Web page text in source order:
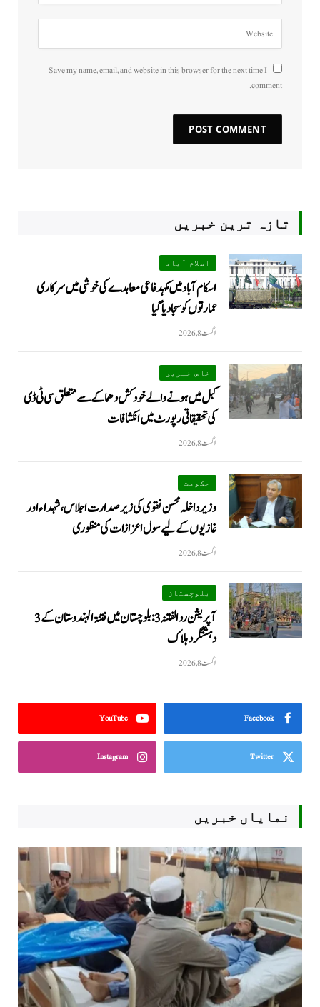
Save my name, email, and website in this browser for the next time I
comment.
تازہ ترین خبریں
اسلام آباد
اسکام آباد میں مکہدفاعی معاہدے کی خوشی میں سرکاری
عمارتوں کو سجا دیا گیا
اگست 8, 2026
خاص خبریں
کبل میں ہونے والے خودکش دھماکے سے متعلق سی ٹی ڈی
کی تحقیقاتی رپورٹ میں انکشافات
اگست 8, 2026
حکومت
وزیرداخلہ محسن نقوی کی زیر صدارت اجلاس، شہداء اور
غازیوں کے لیے سول اعزازات کی منظوری
اگست 8, 2026
بلوچستان
آپریشن رد الفتنہ 3: بلوچستان میں فتنۃ الہندوستان کے 3
دہشتگرد ہلاک
اگست 8, 2026
Facebook
YouTube
Twitter
Instagram
نمایاں خبریں